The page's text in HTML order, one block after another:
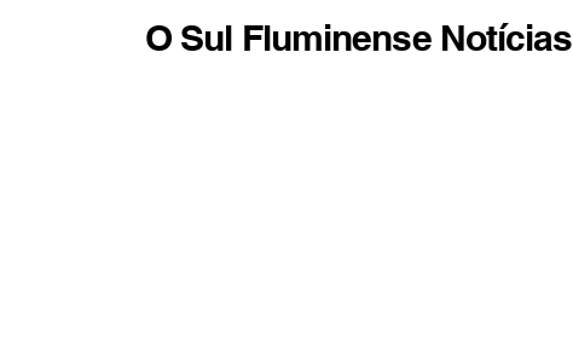
O Sul Fluminense Notícias